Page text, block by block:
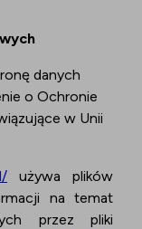
danych
o Ochronie
w Unii
używa plików
na temat
przez pliki